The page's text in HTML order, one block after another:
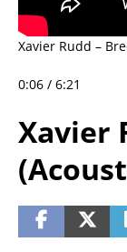
Xavier Rudd –
0:06 / 6:21
Xavier